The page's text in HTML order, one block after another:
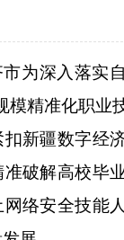
为深入落实
模精准化职业
新疆数字经
破解高校毕
网络安全技能